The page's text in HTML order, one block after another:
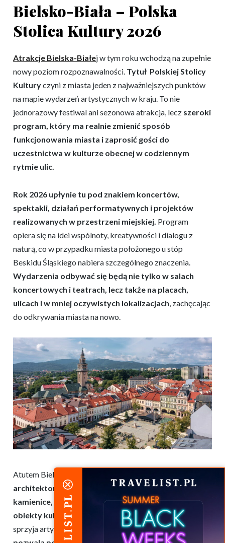
Bielsko-Biała – Polska
Stolica Kultury 2026
Atrakcje Bielska-Białej w tym roku wchodzą na zupełnie
nowy poziom rozpoznawalności. Tytuł Polskiej Stolicy
Kulturyczyni z miasta jeden z najważniejszych punktów
na mapie wydarzeń artystycznych w kraju. To nie
jednorazowy festiwal ani sezonowa atrakcja, lecz szeroki
program, który ma realnie zmienić sposób
funkcjonowania miasta i zaprosić gości do
uczestnictwa w kulturze obecnej w codziennym
rytmie ulic.
Rok 2026 upłynie tu pod znakiem koncertów,
spektakli, działań performatywnych i projektów
realizowanych w przestrzeni miejskiej. Program
opiera się na idei wspólnoty, kreatywności i dialogu z
naturą, co w przypadku miasta położonego u stóp
Beskidu Śląskiego nabiera szczególnego znaczenia.
Wydarzenia odbywać się będą nie tylko w salach
koncertowych i teatrach, lecz także na placach,
ulicach i w mniej oczywistych lokalizacjach , zachęcając
do odkrywania miasta na nowo.
Atutem Bielska-Białej jest także samo
architektoniczne i krajobrazowe. Secesyjne
kamienice, historyczne centrum oraz nowoczesne
obiekty kulturalne
tworzą przestrzeń, która naturalnie
sprzyja artystycznym inicjatywom.Bliskość gór